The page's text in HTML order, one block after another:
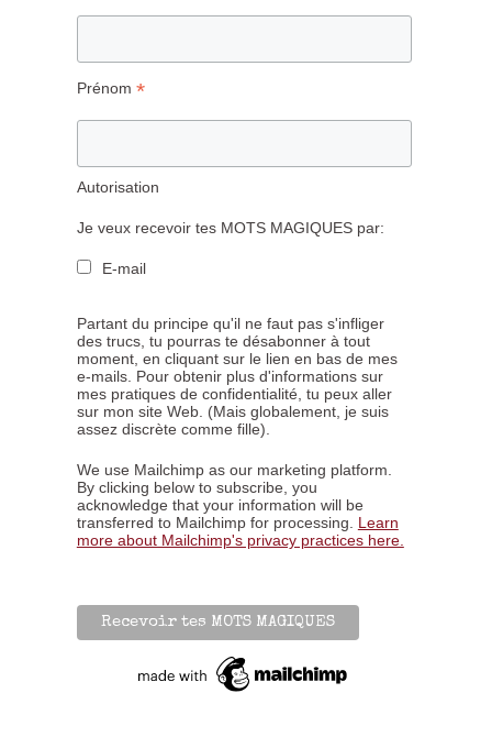
Prénom *
Autorisation
Je veux recevoir tes MOTS MAGIQUES par:
E-mail
Partant du principe qu'il ne faut pas s'infliger
des trucs, tu pourras te désabonner à tout
moment, en cliquant sur le lien en bas de mes
e-mails. Pour obtenir plus d'informations sur
mes pratiques de confidentialité, tu peux aller
sur mon site Web. (Mais globalement, je suis
assez discrète comme fille).
We use Mailchimp as our marketing platform.
By clicking below to subscribe, you
acknowledge that your information will be
transferred to Mailchimp for processing. Learn
more about Mailchimp's privacy practices here.